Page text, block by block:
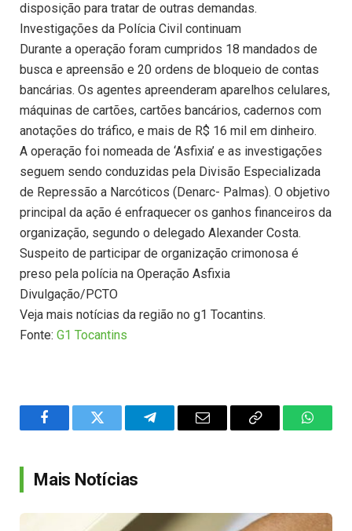
disposição para tratar de outras demandas.
Investigações da Polícia Civil continuam
Durante a operação foram cumpridos 18 mandados de
busca e apreensão e 20 ordens de bloqueio de contas
bancárias. Os agentes apreenderam aparelhos celulares,
máquinas de cartões, cartões bancários, cadernos com
anotações do tráfico, e mais de R$ 16 mil em dinheiro.
A operação foi nomeada de ‘Asfixia’ e as investigações
seguem sendo conduzidas pela Divisão Especializada
de Repressão a Narcóticos (Denarc- Palmas). O objetivo
principal da ação é enfraquecer os ganhos financeiros da
organização, segundo o delegado Alexander Costa.
Suspeito de participar de organização crimonosa é
preso pela polícia na Operação Asfixia
Divulgação/PCTO
Veja mais notícias da região no g1 Tocantins.
Fonte: G1 Tocantins
FacebookTwitter TelegramEmail
Copy
Mais Notícias